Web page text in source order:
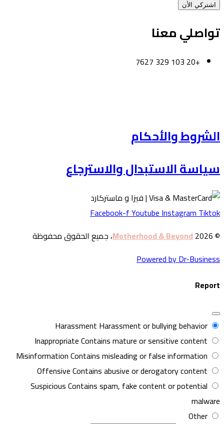
اشتركي الأن
معنا
والأحكام
الاستبدال والاسترجاع
Facebook-fYoutubeInstagram
©
Motherhood & Beyond، جميع الحقوق محفوظة
Powered by Dr-
HarassmentHarassment or bullying behavior
InappropriateContains mature or sensitive content
MisinformationContains misleading or false information
OffensiveContains abusive or derogatory content
SuspiciousContains spam, fake content or potential
Other